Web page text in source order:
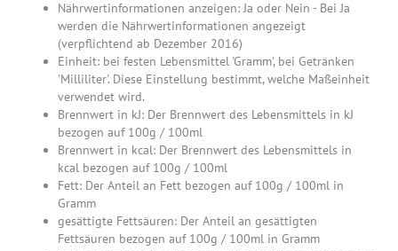
Nährwertinformationen anzeigen: Ja oder Nein - Bei Ja
werden die Nährwertinformationen angezeigt
(verpflichtend ab Dezember 2016)
Einheit: bei festen Lebensmittel 'Gramm', bei Getränken
'Milliliter'. Diese Einstellung bestimmt, welche Maßeinheit
verwendet wird.
Brennwert in kJ: Der Brennwert des Lebensmittels in kJ
bezogen auf 100g / 100ml
Brennwert in kcal: Der Brennwert des Lebensmittels in
kcal bezogen auf 100g / 100ml
Fett: Der Anteil an Fett bezogen auf 100g / 100ml in
Gramm
gesättigte Fettsäuren: Der Anteil an gesättigten
Fettsäuren bezogen auf 100g / 100ml in Gramm